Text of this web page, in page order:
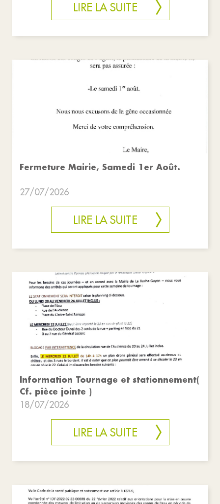
LIRE LA SUITE
Fermeture Mairie, Samedi 1er Août.
27/07/2026
LIRE LA SUITE
Information Tournage et stationnement(
Cf. pièce jointe )
18/07/2026
LIRE LA SUITE